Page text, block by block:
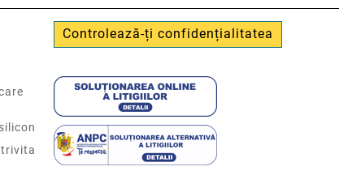
Controlează-ți confidențialitatea